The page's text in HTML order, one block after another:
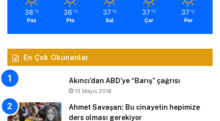
38 ℃
Paz
36 ℃
Pts
37 ℃
Sal
37 ℃
Çar
37 ℃
Per
En Çok Okunanlar
Akıncı’dan ABD’ye “Barış” çağrısı
15 Mayıs 2018
Ahmet Savaşan: Bu cinayetin hepimize
ders olması gerekiyor